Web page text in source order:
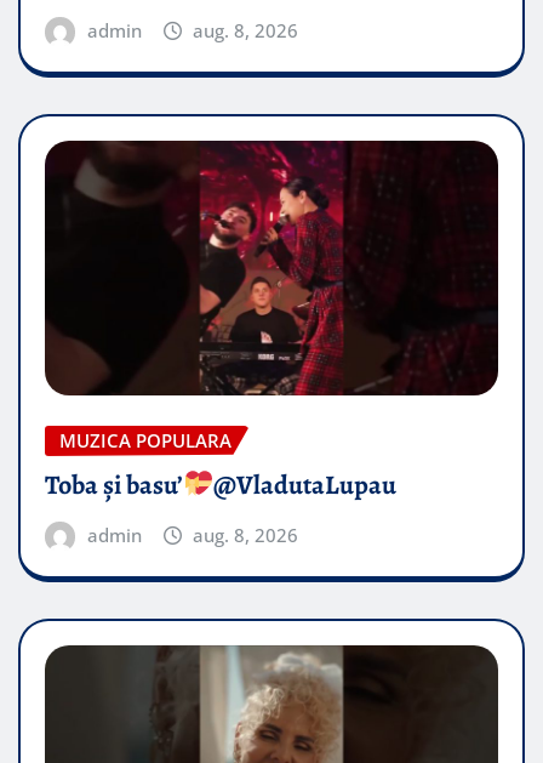
admin aug. 8, 2026
MUZICA POPULARA
Toba și basu’ @VladutaLupau
admin aug. 8, 2026